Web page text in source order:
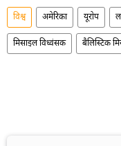
विश्व अमेरिका यूरोप
मिसाइल विध्वंसक बैलिस्टिक